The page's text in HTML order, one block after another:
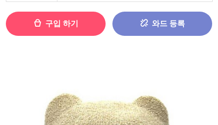
구입 하기 와드 등록